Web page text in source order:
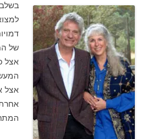
בשלב
של
אצל
אצל